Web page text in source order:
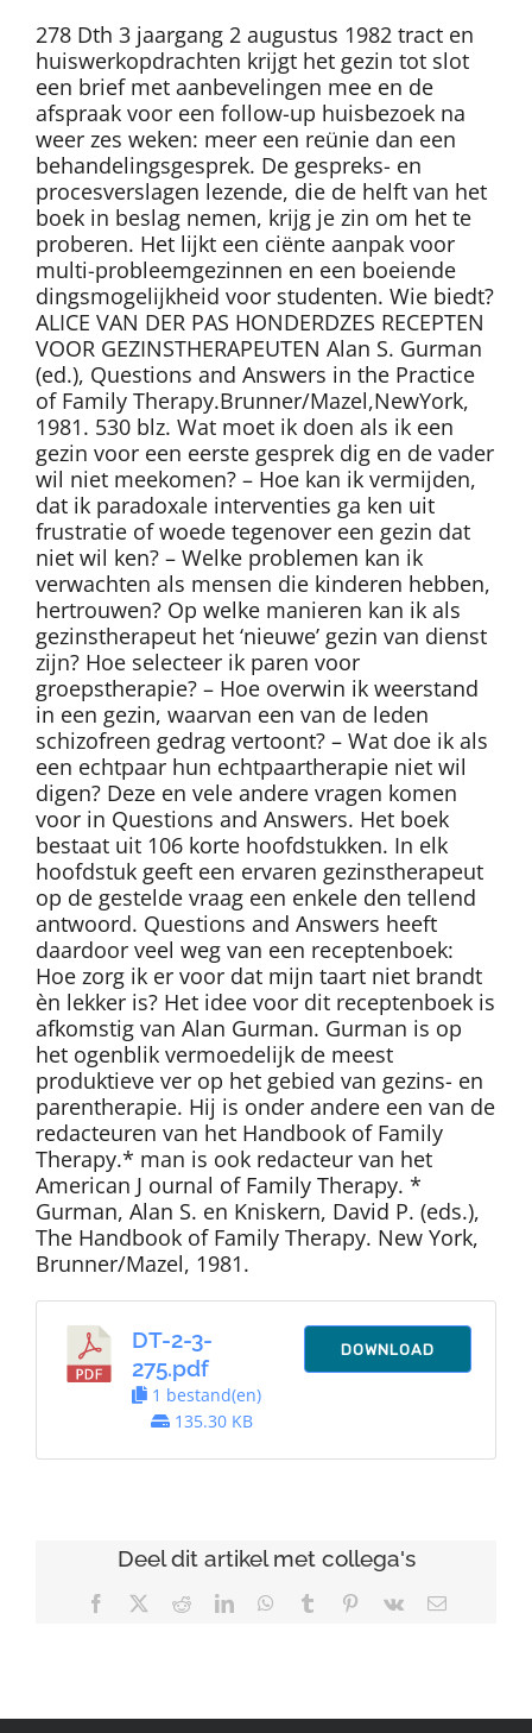
278 Dth 3 jaargang 2 augustus 1982 tract en
huiswerkopdrachten krijgt het gezin tot slot
een brief met aanbevelingen mee en de
afspraak voor een follow-up huisbezoek na
weer zes weken: meer een reünie dan een
behandelingsgesprek. De gespreks- en
procesverslagen lezende, die de helft van het
boek in beslag nemen, krijg je zin om het te
proberen. Het lijkt een ciënte aanpak voor
multi-probleemgezinnen en een boeiende
dingsmogelijkheid voor studenten. Wie biedt?
ALICE VAN DER PAS HONDERDZES RECEPTEN
VOOR GEZINSTHERAPEUTEN Alan S. Gurman
(ed.), Questions and Answers in the Practice
of Family Therapy.Brunner/Mazel,NewYork,
1981. 530 blz. Wat moet ik doen als ik een
gezin voor een eerste gesprek dig en de vader
wil niet meekomen? – Hoe kan ik vermijden,
dat ik paradoxale interventies ga ken uit
frustratie of woede tegenover een gezin dat
niet wil ken? – Welke problemen kan ik
verwachten als mensen die kinderen hebben,
hertrouwen? Op welke manieren kan ik als
gezinstherapeut het ‘nieuwe’ gezin van dienst
zijn? Hoe selecteer ik paren voor
groepstherapie? – Hoe overwin ik weerstand
in een gezin, waarvan een van de leden
schizofreen gedrag vertoont? – Wat doe ik als
een echtpaar hun echtpaartherapie niet wil
digen? Deze en vele andere vragen komen
voor in Questions and Answers. Het boek
bestaat uit 106 korte hoofdstukken. In elk
hoofdstuk geeft een ervaren gezinstherapeut
op de gestelde vraag een enkele den tellend
antwoord. Questions and Answers heeft
daardoor veel weg van een receptenboek:
Hoe zorg ik er voor dat mijn taart niet brandt
èn lekker is? Het idee voor dit receptenboek is
afkomstig van Alan Gurman. Gurman is op
het ogenblik vermoedelijk de meest
produktieve ver op het gebied van gezins- en
parentherapie. Hij is onder andere een van de
redacteuren van het Handbook of Family
Therapy.* man is ook redacteur van het
American J ournal of Family Therapy. *
Gurman, Alan S. en Kniskern, David P. (eds.),
The Handbook of Family Therapy. New York,
Brunner/Mazel, 1981.
DT-2-3-
275.pdf
1 bestand(en)
135.30 KB
DOWNLOAD
Deel dit artikel met collega's
Facebook RedditLinkedInWhatsApp
Tumblr Pinterest
Vk
E-